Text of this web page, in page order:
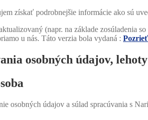
získať podrobnejšie informácie ako sú
(napr. na základe zosúladenia
u nás. Táto verzia bola vydaná :
osobných údajov,
osobných údajov a súlad spracúvania s